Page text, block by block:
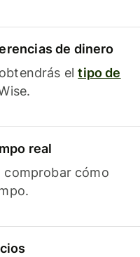
de dinero
eltipo de
real
comprobar cómo